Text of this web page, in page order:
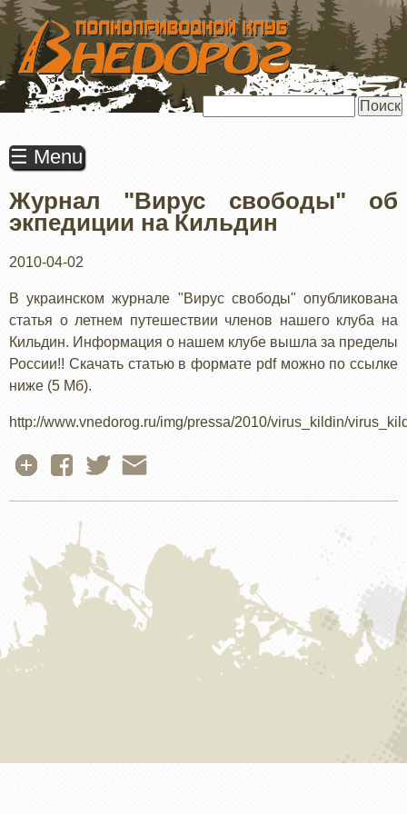
ПЕРЕЙТИ
ОСНОВНОМУ
СОДЕРЖАНИЮ
☰ Menu
Журнал "Вирус свободы" об
экпедиции на Кильдин
2010-04-02
В украинском журнале "Вирус свободы" опубликована
статья о летнем путешествии членов нашего клуба на
Кильдин. Информация о нашем клубе вышла за пределы
России!! Скачать статью в формате pdf можно по ссылке
ниже (5 Мб).
http://www.vnedorog.ru/img/pressa/2010/virus_kildin/